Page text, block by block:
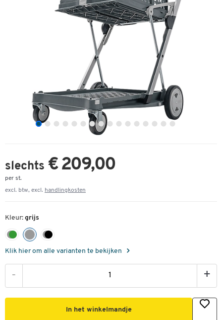
slechts € 209,00
per st.
excl. btw, excl. handlingkosten
Kleur: grijs
Klik hier om alle varianten te bekijken
- +
In het winkelmandje